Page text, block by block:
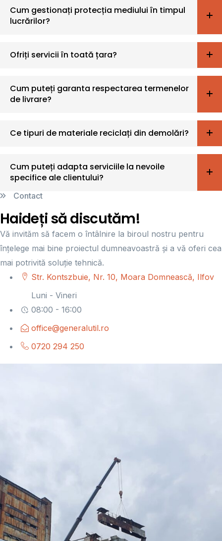
Cum gestionați protecția mediului în timpul
lucrărilor?
Ofriți servicii în toată țara?
Cum puteți garanta respectarea termenelor
de livrare?
Ce tipuri de materiale reciclați din demolări?
Cum puteți adapta serviciile la nevoile
specifice ale clientului?
Contact
Haideți să discutăm!
Vă invităm să facem o întâlnire la biroul nostru pentru
înțelege mai bine proiectul dumneavoastră și a vă oferi cea
mai potrivită soluție tehnică.
Str. Kontszbuie, Nr. 10, Moara Domnească, Ilfov
Luni - Vineri
08:00 - 16:00
office@generalutil.ro
0720 294 250